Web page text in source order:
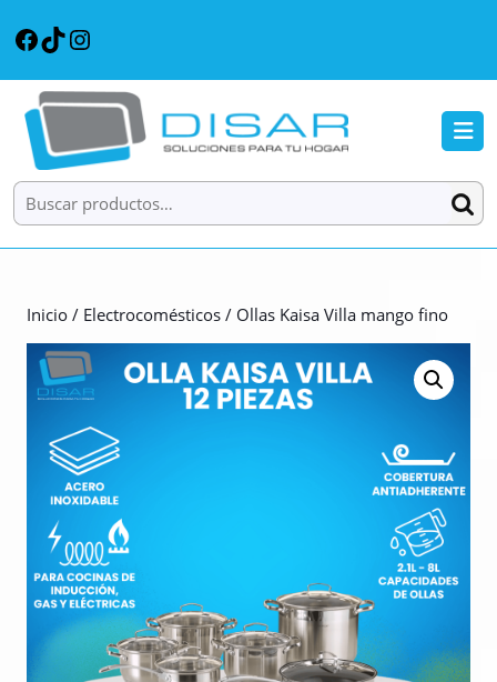
contenido
Facebook
TikTokInstagram
Buscar por:
Inicio / Electrocomésticos / Ollas Kaisa Villa mango fino